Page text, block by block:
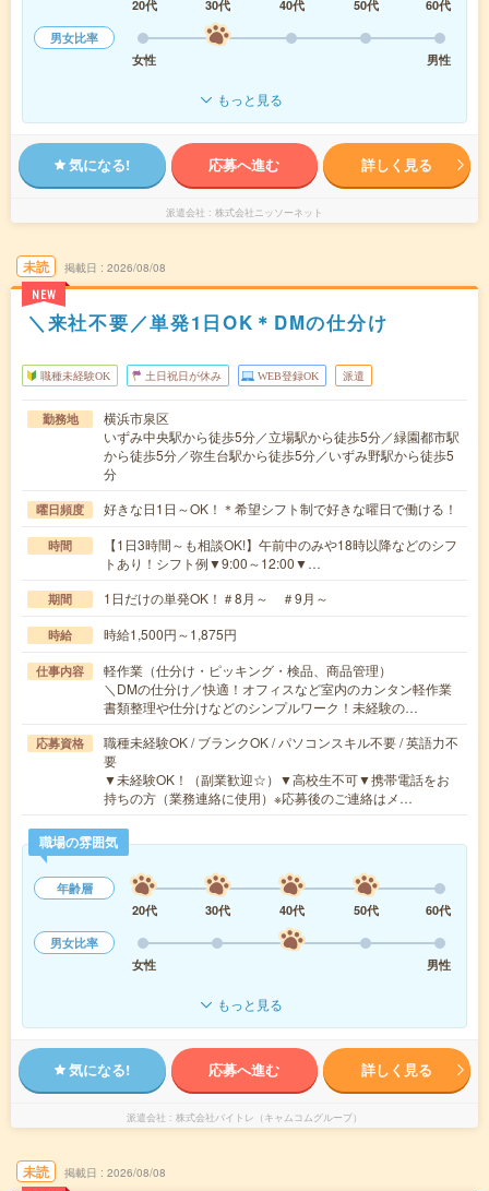
20代 30代 40代 50代
60代
男女比率
女性
男性
もっと見る
気になる! 応募へ進む 詳しく見る
派遣会社 株式会社ニッソーネット
未読
NEW
掲載日 2026/08/08
＼来社不要／単発1日OK＊DMの仕分け
職種未経験OK 土日祝日が休み WEB登録OK 派遣
勤務地
横浜市泉区
いずみ中央駅から徒歩5分／立場駅から徒歩5分／緑園都市駅
から徒歩5分／弥生台駅から徒歩5分／いずみ野駅から徒歩5
分
曜日頻度 好きな日1日～OK！＊希望シフト制で好きな曜日で働ける！
時間
【1日3時間～も相談OK!】午前中のみや18時以降などのシフ
トあり！シフト例▼9:00～12:00▼…
期間 1日だけの単発OK！＃8月～ ＃9月～
時給 時給1,500円～1,875円
仕事内容
軽作業（仕分け・ピッキング・検品、商品管理）
＼DMの仕分け／快適！オフィスなど室内のカンタン軽作業
書類整理や仕分けなどのシンプルワーク！未経験の…
応募資格
職種未経験OK / ブランクOK / パソコンスキル不要 / 英語力不
要
▼未経験OK！（副業歓迎☆）▼高校生不可▼携帯電話をお
持ちの方（業務連絡に使用）※応募後のご連絡はメ…
職場の雰囲気
年齢層
20代
30代 40代 50代
60代
男女比率
女性
男性
もっと見る
気になる! 応募へ進む 詳しく見る
派遣会社 株式会社バイトレ（キャムコムグループ）
未読 掲載日 2026/08/08